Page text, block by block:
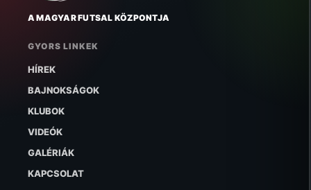
A MAGYAR FUTSAL KÖZPONTJA
GYORS LINKEK
HÍREK
BAJNOKSÁGOK
KLUBOK
VIDEÓK
GALÉRIÁK
KAPCSOLAT